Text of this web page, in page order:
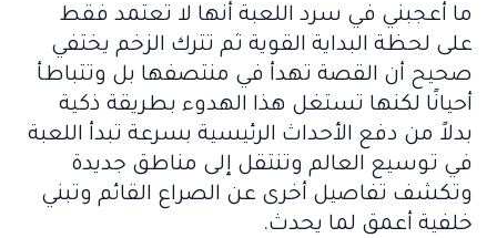
ما أعجبني في سرد اللعبة أنها لا تعتمد فقط
على لحظة البداية القوية ثم تترك الزخم يختفي
صحيح أن القصة تهدأ في منتصفها بل وتتباطأ
أحيانًا لكنها تستغل هذا الهدوء بطريقة ذكية
بدلاً من دفع الأحداث الرئيسية بسرعة تبدأ اللعبة
في توسيع العالم وتنتقل إلى مناطق جديدة
وتكشف تفاصيل أخرى عن الصراع القائم وتبني
خلفية أعمق لما يحدث.